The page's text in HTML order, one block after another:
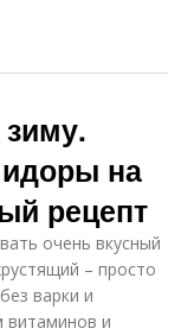
на
рецепт
очень вкусный
– просто
варки и
витаминов и